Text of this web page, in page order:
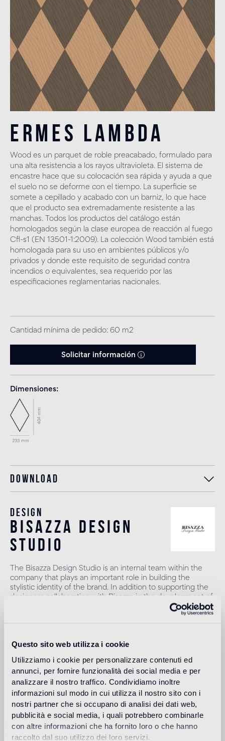
Questo sito web utilizza i cookie
Utilizziamo i cookie per personalizzare contenuti ed
annunci, per fornire funzionalità dei social media e per
analizzare il nostro traffico. Condividiamo inoltre
informazioni sul modo in cui utilizza il nostro sito con i
nostri partner che si occupano di analisi dei dati web,
pubblicità e social media, i quali potrebbero combinarle
con altre informazioni che ha fornito loro o che hanno
raccolto dal suo utilizzo dei loro servizi.
Ermes Lambda
Wood es un parquet de roble preacabado, formulado para
una alta resistencia a los rayos ultravioleta. El sistema de
encastre hace que su colocación sea rápida y ayuda a que
el suelo no se deforme con el tiempo. La superficie se
somete a cepillado y acabado con un barniz, lo que hace
que el producto sea extremadamente resistente a las
manchas. Todos los productos del catálogo están
homologados según la clase europea de reacción al fuego
Cfl-s1 (EN 13501-1:2009). La colección Wood también está
homologada para su uso en ambientes públicos y/o
privados y donde este requisito de seguridad contra
incendios o equivalentes, sea requerido por las
especificaciones reglamentarias nacionales.
Cantidad mínima de pedido: 60 m2
Solicitar información
Dimensiones
Download
Design
bisazza design
studio
The Bisazza Design Studio is an internal team within the
company that plays an important role in building the
stylistic identity of the brand. In addition to supporting the
designers collaborating with Bisazza in the development of
new collections, it contributes to expanding the company's
Uso previsto
Suelo de interior
commerciali